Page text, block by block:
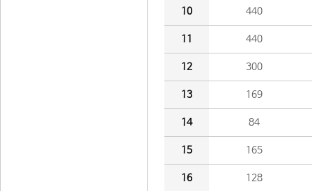
10 440
11 440
12 300
13 169
14 84
15 165
16 128